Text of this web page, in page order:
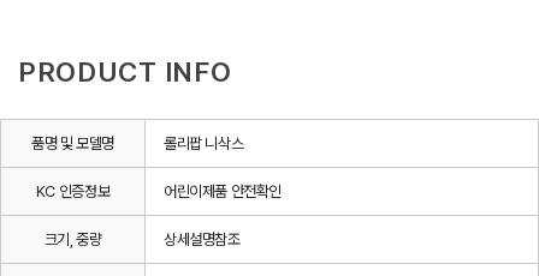
PRODUCT INFO
품명 및 모델명 롤리팝 니삭스
KC 인증정보 어린이제품 안전확인
크기, 중량 상세설명참조